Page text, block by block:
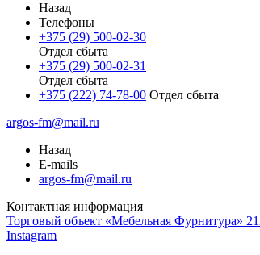
Назад
Телефоны
+375 (29) 500-02-30
Отдел сбыта
+375 (29) 500-02-31
Отдел сбыта
+375 (222) 74-78-00 Отдел сбыта
argos-fm@mail.ru
Назад
E-mails
argos-fm@mail.ru
Контактная информация
Торговый объект «Мебельная Фурнитура»
Instagram